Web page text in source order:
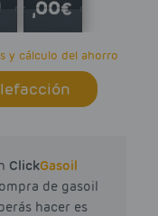
y cálculo del ahorro
ClickGasoil
de gasoil
hacer es